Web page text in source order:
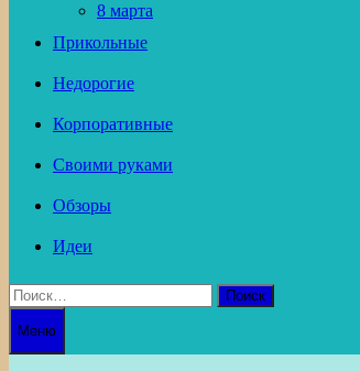
8 марта
Прикольные
Недорогие
Корпоративные
Своими руками
Обзоры
Идеи
Найти:
Меню